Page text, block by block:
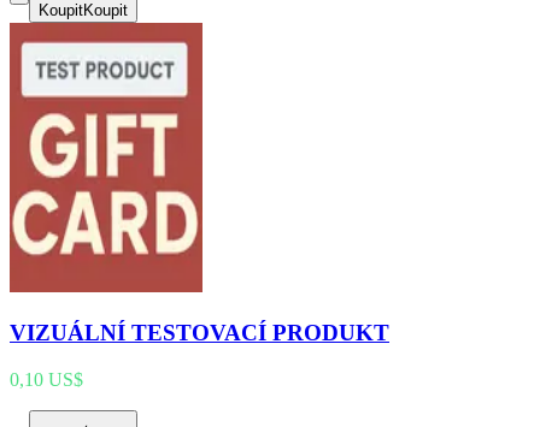
KoupitKoupit
VIZUÁLNÍ TESTOVACÍ PRODUKT
0,10 US$